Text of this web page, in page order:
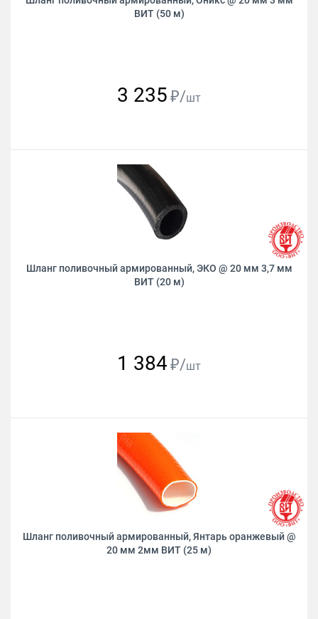
ВИТ (50 м)
3 235 ₽/шт
Шланг поливочный армированный, ЭКО @ 20 мм 3,7 мм
ВИТ (20 м)
1 384₽/шт
Шланг поливочный армированный, Янтарь оранжевый @
20 мм 2мм ВИТ (25 м)